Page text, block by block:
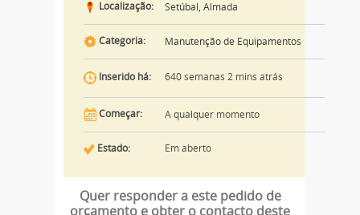
Localização: Setúbal, Almada
Categoria: Manutenção de Equipamentos
Inserido há: 640 semanas 2 mins atrás
Começar: A qualquer momento
Estado: Em aberto
Quer responder a este pedido de
orçamento e obter o contacto deste